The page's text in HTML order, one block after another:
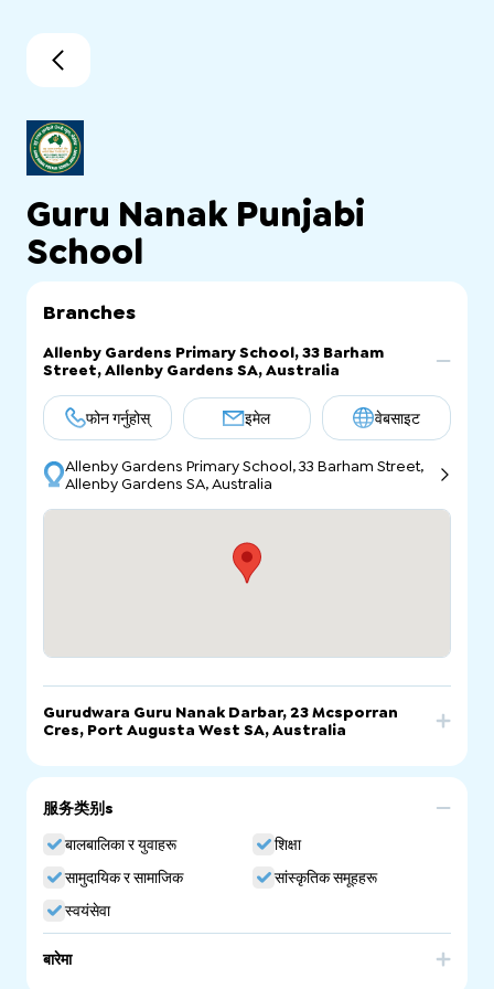
Guru Nanak Punjabi
School
Branches
Allenby Gardens Primary School, 33 Barham
Street, Allenby Gardens SA, Australia
फोन गर्नुहोस् इमेल वेबसाइट
Allenby Gardens Primary School, 33 Barham Street,
Allenby Gardens SA, Australia
Gurudwara Guru Nanak Darbar, 23 Mcsporran
Cres, Port Augusta West SA, Australia
Port Augusta West SA, Australia
服务类别s
बालबालिका र युवाहरू
शिक्षा
सामुदायिक र सामाजिक
सांस्कृतिक समूहहरू
स्वयंसेवा
बारेमा